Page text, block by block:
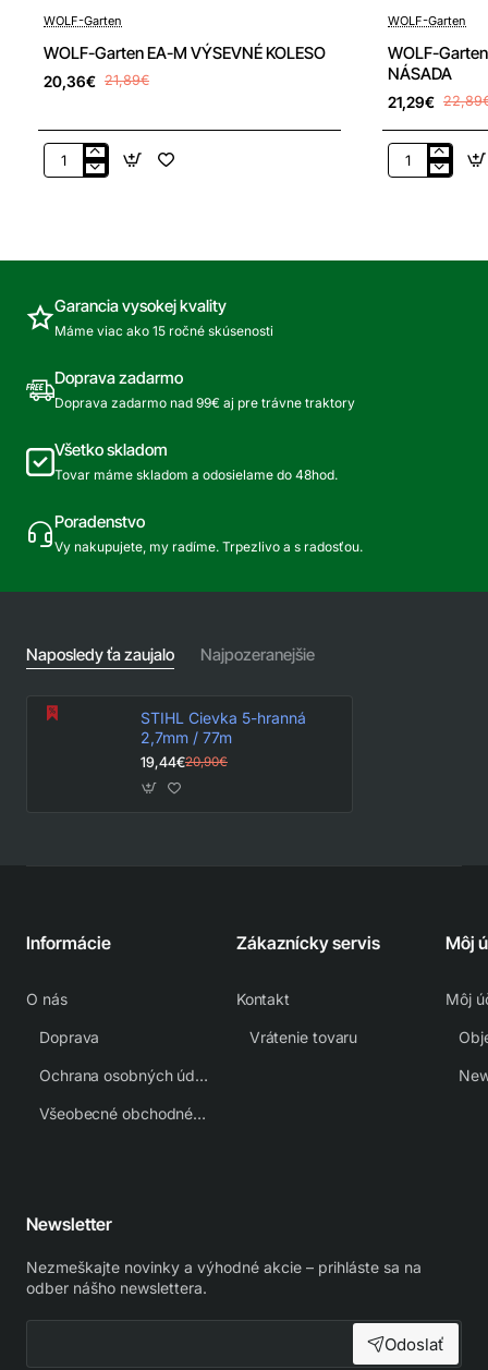
-7%
WOLF-Garten
WOLF-Garten EA-M VÝSEVNÉ KOLESO
20,36€ 21,89€
WOLF-
-7%
WOLF-Garten
WOLF-
NÁSADA
21,29€
WOLF-
Garancia vysokej kvality
Máme viac ako 15 ročné skúsenosti
Doprava zadarmo
Doprava zadarmo nad 99€ aj pre trávne traktory
Všetko skladom
Tovar máme skladom a odosielame do 48hod.
Poradenstvo
Vy nakupujete, my radíme. Trpezlivo a s radosťou.
Naposledy ťa zaujalo Najpozeranejšie
STIHL Cievka 5-hranná
2,7mm / 77m
19,44€20,90€
Informácie
O nás
Doprava
Ochrana osobných údajov
Všeobecné obchodné podmienky
Zákaznícky servis
Kontakt
Vrátenie tovaru
Môj
Môj
Newsletter
Nezmeškajte novinky a výhodné akcie – prihláste sa na
odber nášho newslettera.
Odoslať